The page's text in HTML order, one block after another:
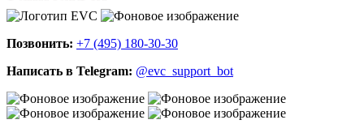
Позвонить: +7 (495) 180-30-30
Написать в Telegram: @evc_support_bot